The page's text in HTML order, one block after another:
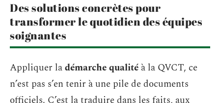
Des solutions concrètes pour
transformer le quotidien des équipes
soignantes
Appliquer ladémarche qualité à la QVCT, ce
n’est pas s’en tenir à une pile de documents
officiels. C’est la traduire dans les faits, aux